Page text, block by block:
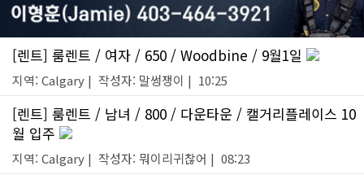
[렌트] 룸렌트 / 여자 / 650 / Woodbine / 9월1일
지역: Calgary | 작성자: 말썽쟁이 | 10:25
[렌트] 룸렌트 / 남녀 / 800 / 다운타운 / 캘거리플레이스 10
월 입주
지역: Calgary | 작성자: 뭐이리귀찮어 | 08:23